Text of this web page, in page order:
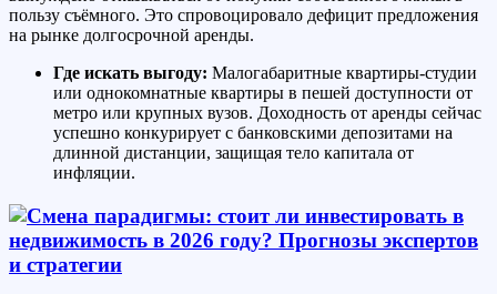
пользу съёмного. Это спровоцировало дефицит предложения
на рынке долгосрочной аренды.
Где искать выгоду: Малогабаритные квартиры-студии
или однокомнатные квартиры в пешей доступности от
метро или крупных вузов. Доходность от аренды сейчас
успешно конкурирует с банковскими депозитами на
длинной дистанции, защищая тело капитала от
инфляции.